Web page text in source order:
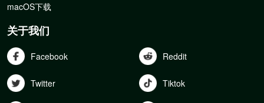
macOS下载
关于我们
Facebook Reddit
Twitter Tiktok